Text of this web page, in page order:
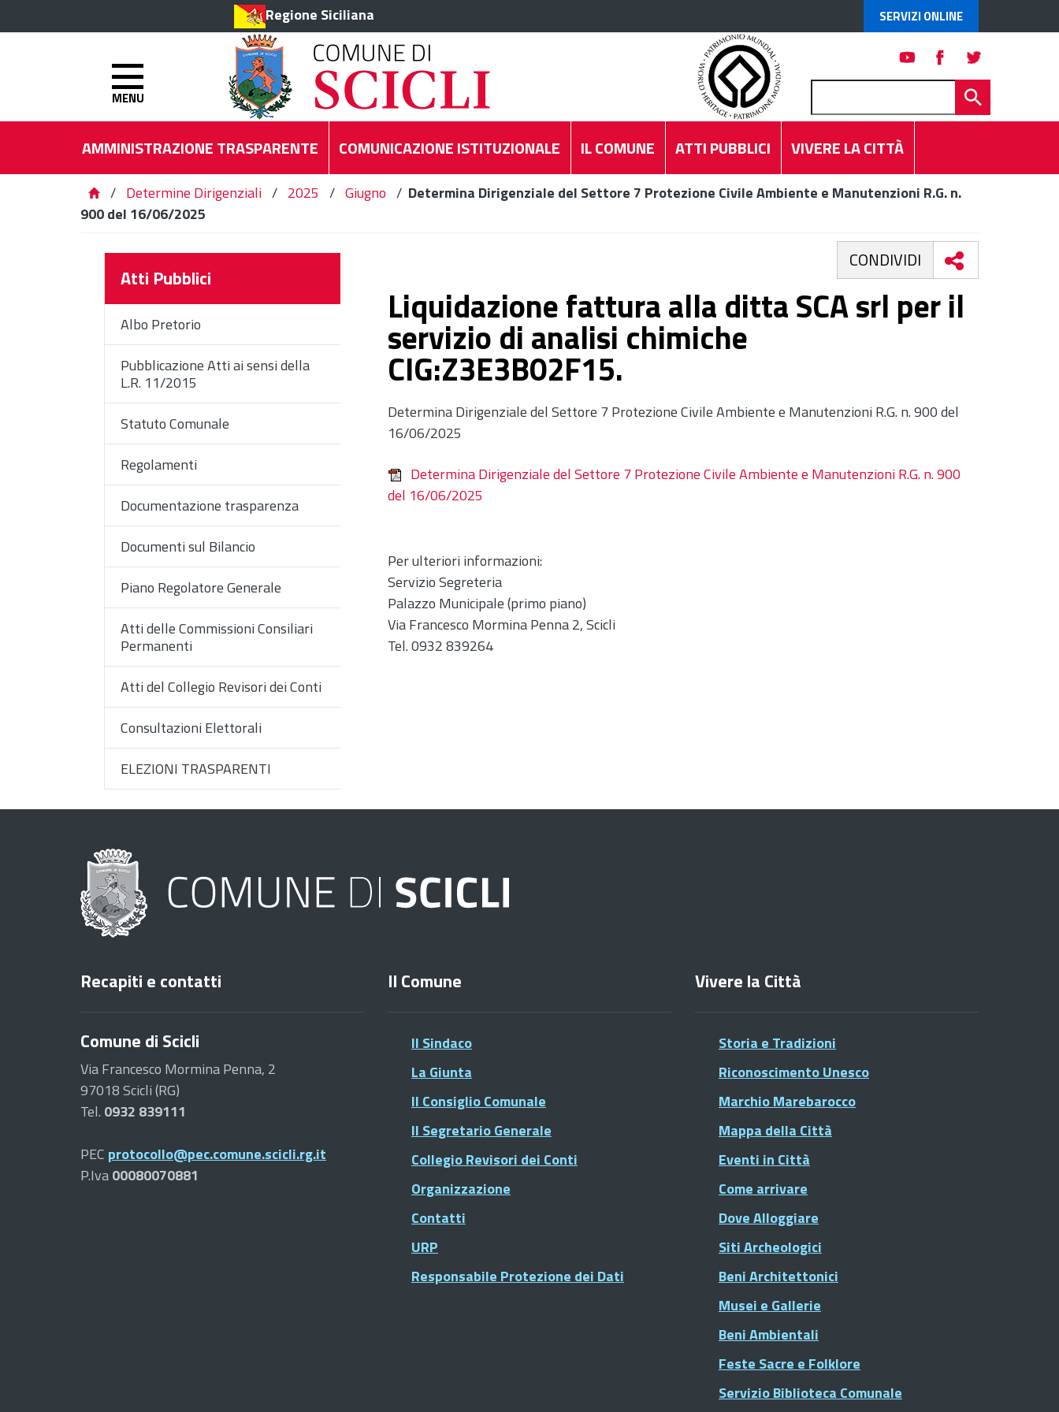
Regione Siciliana SERVIZI ONLINE
MENU
AMMINISTRAZIONE TRASPARENTE COMUNICAZIONE ISTITUZIONALE IL COMUNE ATTI PUBBLICI VIVERE LA CITTÀ
/ Determine Dirigenziali / 2025 / Giugno / Determina Dirigenziale del Settore 7 Protezione Civile Ambiente e Manutenzioni R.G. n.
900 del 16/06/2025
Atti Pubblici
Albo Pretorio
Pubblicazione Atti ai sensi della
L.R. 11/2015
Statuto Comunale
Regolamenti
Documentazione trasparenza
Documenti sul Bilancio
Piano Regolatore Generale
Atti delle Commissioni Consiliari
Permanenti
Atti del Collegio Revisori dei Conti
Consultazioni Elettorali
ELEZIONI TRASPARENTI
CONDIVIDI
Liquidazione fattura alla ditta SCA srl per il
servizio di analisi chimiche
CIG:Z3E3B02F15.
Determina Dirigenziale del Settore 7 Protezione Civile Ambiente e Manutenzioni R.G. n. 900 del
16/06/2025
Determina Dirigenziale del Settore 7 Protezione Civile Ambiente e Manutenzioni R.G. n. 900
del 16/06/2025
Per ulteriori informazioni:
Servizio Segreteria
Palazzo Municipale (primo piano)
Via Francesco Mormina Penna 2, Scicli
Tel. 0932 839264
Recapiti e contatti
Comune di Scicli
Via Francesco Mormina Penna, 2
97018 Scicli (RG)
Tel. 0932 839111
PEC protocollo@pec.comune.scicli.rg.it
P.Iva00080070881
Il Comune
Il Sindaco
La Giunta
Il Consiglio Comunale
Il Segretario Generale
Collegio Revisori dei Conti
Organizzazione
Contatti
URP
Responsabile Protezione dei Dati
Vivere la Città
Storia e Tradizioni
Riconoscimento Unesco
Marchio Marebarocco
Mappa della Città
Eventi in Città
Come arrivare
Dove Alloggiare
Siti Archeologici
Beni Architettonici
Musei e Gallerie
Beni Ambientali
Feste Sacre e Folklore
Servizio Biblioteca Comunale